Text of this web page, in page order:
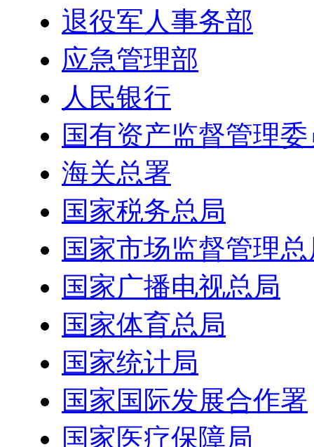
退役军人事务部
应急管理部
人民银行
国有资产监督管理
海关总署
国家税务总局
国家市场监督管理
国家广播电视总局
国家体育总局
国家统计局
国家国际发展合作署
国家医疗保障局